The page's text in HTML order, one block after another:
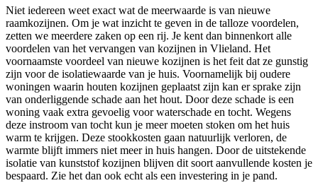
Niet iedereen weet exact wat de meerwaarde is van nieuwe
raamkozijnen. Om je wat inzicht te geven in de talloze voordelen,
zetten we meerdere zaken op een rij. Je kent dan binnenkort alle
voordelen van het vervangen van kozijnen in Vlieland. Het
voornaamste voordeel van nieuwe kozijnen is het feit dat ze gunstig
zijn voor de isolatiewaarde van je huis. Voornamelijk bij oudere
woningen waarin houten kozijnen geplaatst zijn kan er sprake zijn
van onderliggende schade aan het hout. Door deze schade is een
woning vaak extra gevoelig voor waterschade en tocht. Wegens
deze instroom van tocht kun je meer moeten stoken om het huis
warm te krijgen. Deze stookkosten gaan natuurlijk verloren, de
warmte blijft immers niet meer in huis hangen. Door de uitstekende
isolatie van kunststof kozijnen blijven dit soort aanvullende kosten je
bespaard. Zie het dan ook echt als een investering in je pand.